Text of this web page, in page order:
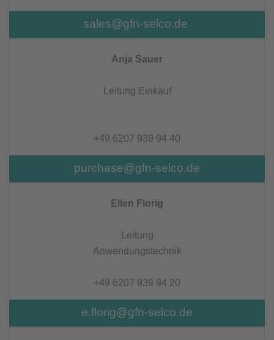
sales@gfn-selco.de
Anja Sauer
Leitung Einkauf
+49 6207 939 94 40
purchase@gfn-selco.de
Ellen Florig
Leitung
Anwendungstechnik
+49 6207 939 94 20
e.florig@gfn-selco.de